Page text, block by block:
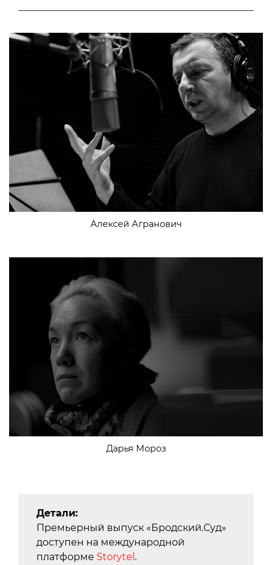
Алексей Агранович
Дарья Мороз
Детали:
Премьерный выпуск «Бродский.Суд»
доступен на международной
платформе Storytel .